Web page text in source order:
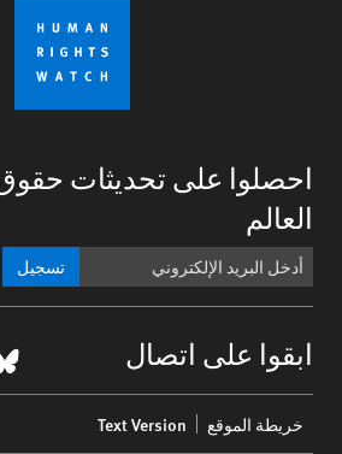
احصلوا على تحديثات
العالم
تسجيل
ابقوا على اتصال
menu
خريطة الموقع Text Version